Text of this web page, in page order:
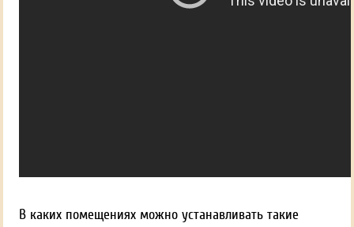
В каких помещениях можно устанавливать такие